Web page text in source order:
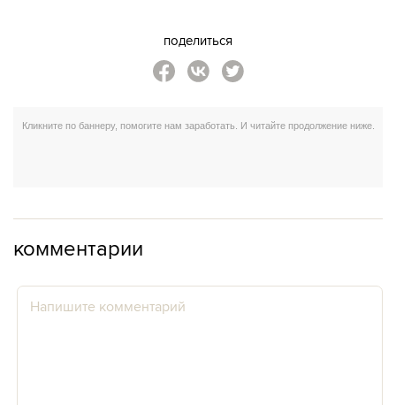
поделиться
комментарии